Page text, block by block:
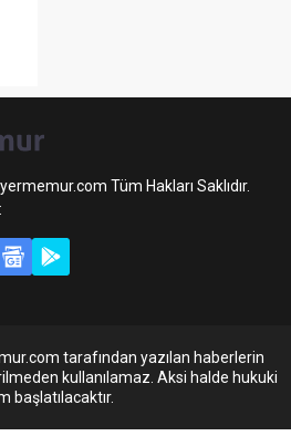
Tüm Hakları Saklıdır.
tarafından yazılan haberlerin
kullanılamaz. Aksi halde hukuki
başlatılacaktır.